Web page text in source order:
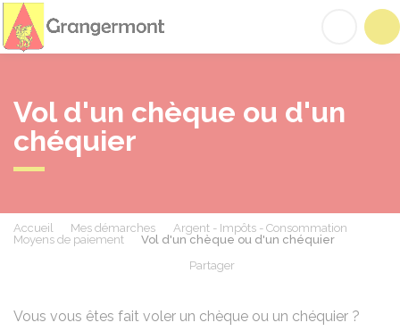
Vol d'un chèque ou d'un
chéquier
Accueil Mes démarches
Argent - Impôts - Consommation
Moyens de paiement
Vol d'un chèque ou d'un chéquier
Partager
Vous vous êtes fait voler un chèque ou un chéquier ?